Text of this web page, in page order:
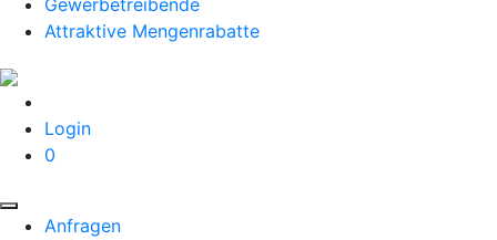
Gewerbetreibende
Attraktive Mengenrabatte
Login
0
Anfragen